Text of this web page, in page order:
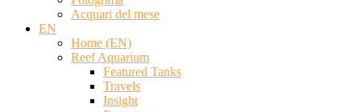
Acquari del mese
EN
Home (EN)
Reef Aquarium
Featured Tanks
Travels
Insight